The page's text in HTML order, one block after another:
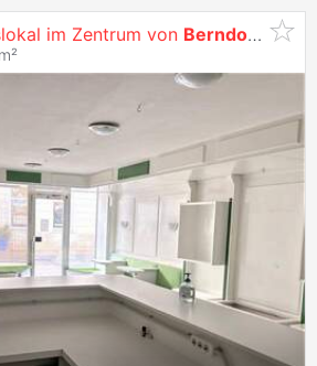
im Zentrum von Berndorf /